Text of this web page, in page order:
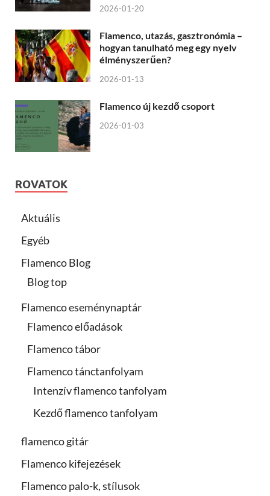
2026-01-20
Flamenco, utazás, gasztronómia –
hogyan tanulható meg egy nyelv
élményszerűen?
2026-01-13
Flamenco új kezdő csoport
2026-01-03
ROVATOK
Aktuális
Egyéb
Flamenco Blog
Blog top
Flamenco eseménynaptár
Flamenco előadások
Flamenco tábor
Flamenco tánctanfolyam
Intenzív flamenco tanfolyam
Kezdő flamenco tanfolyam
flamenco gitár
Flamenco kifejezések
Flamenco palo-k, stílusok